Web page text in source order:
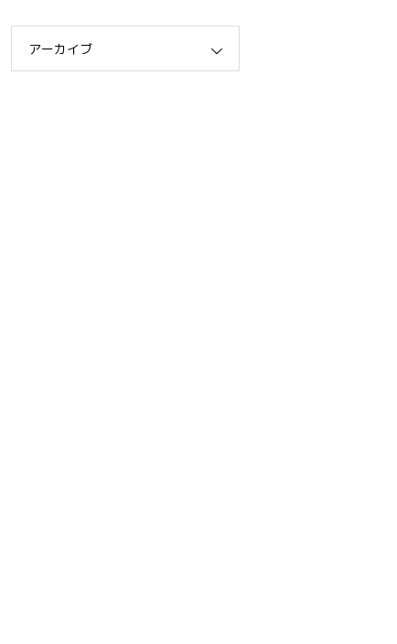
アーカイブ